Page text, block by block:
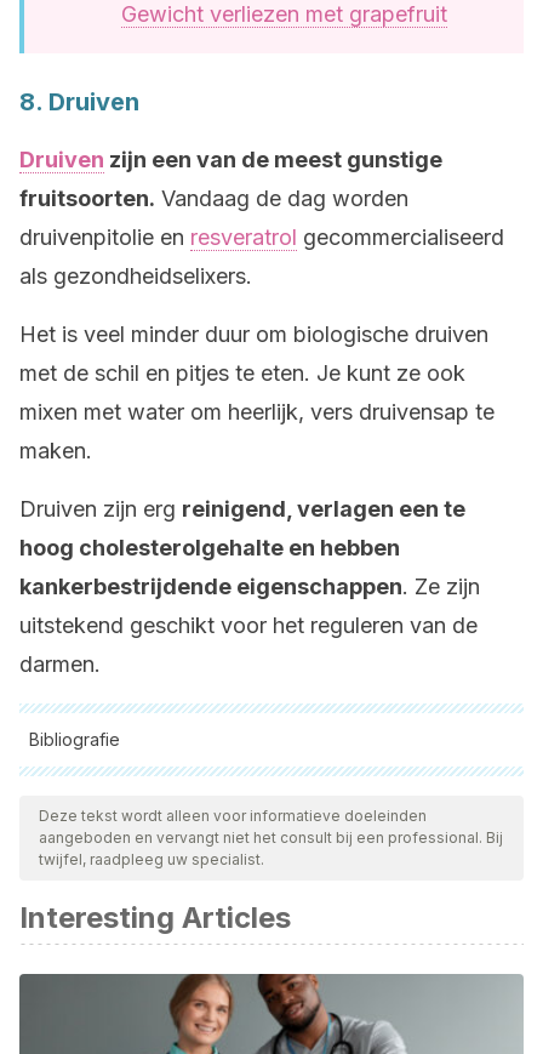
Gewicht verliezen met grapefruit
8. Druiven
Druiven zijn een van de meest gunstige
fruitsoorten. Vandaag de dag worden
druivenpitolie en resveratrol gecommercialiseerd
als gezondheidselixers.
Het is veel minder duur om biologische druiven
met de schil en pitjes te eten. Je kunt ze ook
mixen met water om heerlijk, vers druivensap te
maken.
Druiven zijn erg reinigend, verlagen een te
hoog cholesterolgehalte en hebben
kankerbestrijdende eigenschappen. Ze zijn
uitstekend geschikt voor het reguleren van de
darmen.
Bibliografie
Alle aangehaalde bronnen zijn grondig gecontroleerd door
ons team om hun kwaliteit, betrouwbaarheid, actualiteit en
geldigheid te waarborgen. De bibliografie van dit artikel werd
Nutrición. (2017).Archivos de Bronconeumologia
https://doi.org/10.1016/S0300-2896(17)30365-4.
Harvey, R. (2011). Vitaminas. InBioquímica
https://doi.org/10.15713/ins.mmj.3.
Deze tekst wordt alleen voor informatieve doeleinden
aangeboden en vervangt niet het consult bij een professional. Bij
twijfel, raadpleeg uw specialist.
Interesting Articles